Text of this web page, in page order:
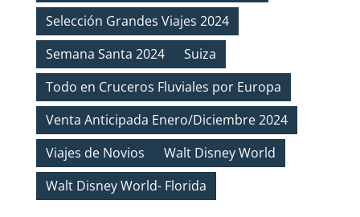
Selección Grandes Viajes 2024
Semana Santa 2024
Suiza
Todo en Cruceros Fluviales por Europa
Venta Anticipada Enero/Diciembre 2024
Viajes de Novios
Walt Disney World
Walt Disney World- Florida